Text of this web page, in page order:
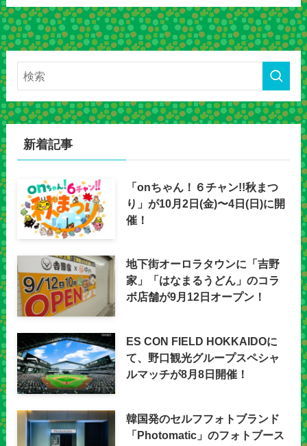
新着記事
「onちゃん！６チャン!!秋まつ
り」が10月2日(金)〜4日(日)に開
催！
地下街オーロラタウンに「吉野
家」「はなまるうどん」のコラ
ボ店舗が9月12日オープン！
ES CON FIELD HOKKAIDOに
て、野口観光グループスペシャ
ルマッチが8月8日開催！
韓国発のセルフフォトブランド
「Photomatic」のフォトブース